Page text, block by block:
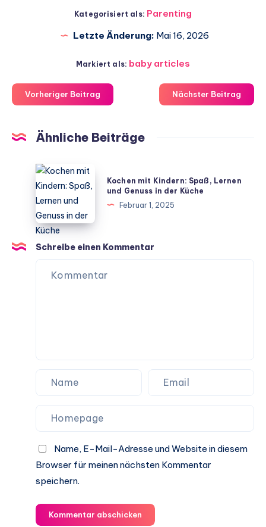
Kategorisiert als: Parenting
Letzte Änderung: Mai 16, 2026
Markiert als: baby articles
Vorheriger Beitrag Nächster Beitrag
Ähnliche Beiträge
Kochen
mit
Kindern:
Spaß,
Lernen
und
Genuss
Kochen mit Kindern: Spaß, Lernen
und Genuss in der Küche
Februar 1, 2025
Schreibe einen Kommentar
Name, E-Mail-Adresse und Website in diesem
Browser für meinen nächsten Kommentar
speichern.
Kommentar abschicken